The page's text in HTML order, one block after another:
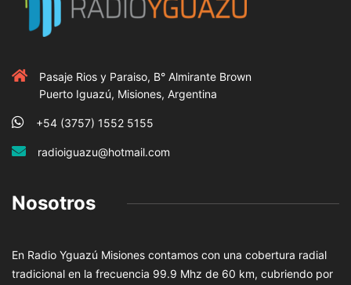
Pasaje Rios y Paraiso, B° Almirante Brown
Puerto Iguazú, Misiones, Argentina
+54 (3757) 1552 5155
radioiguazu@hotmail.com
Nosotros
En Radio Yguazú Misiones contamos con una cobertura radial
tradicional en la frecuencia 99.9 Mhz de 60 km, cubriendo por